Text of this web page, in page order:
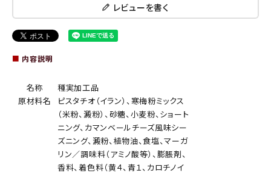
レビューを書く
■ 内容説明
名称
種実加工品
原材料名
ピスタチオ（イラン）、寒梅粉ミックス
（米粉、澱粉）、砂糖、小麦粉、ショート
ニング、カマンベールチーズ風味シー
ズニング、澱粉、植物油、食塩、マーガ
リン／調味料（アミノ酸等）、膨脹剤、
香料、着色料（黄４、青１、カロチノイ